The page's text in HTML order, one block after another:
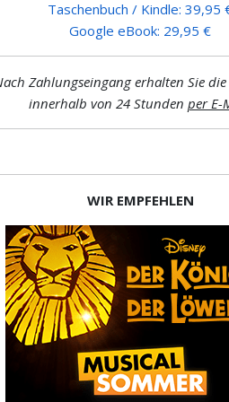
Taschenbuch / Kindle: 39,95
Google eBook: 29,95 €
Zahlungseingang erhalten Sie die
innerhalb von 24 Stunden per E-
WIR EMPFEHLEN